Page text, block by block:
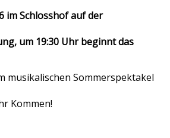
im Schlosshof auf der
um 19:30 Uhr beginnt das
musikalischen Sommerspektakel
Kommen!